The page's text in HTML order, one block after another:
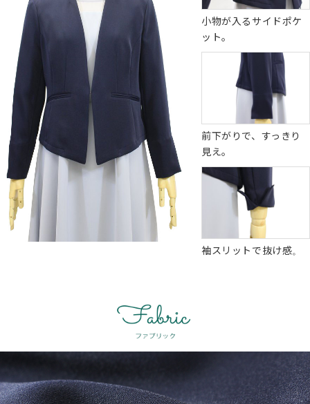
小物が入るサイドポケ
ット。
前下がりで、すっきり
見え。
袖スリットで抜け感。